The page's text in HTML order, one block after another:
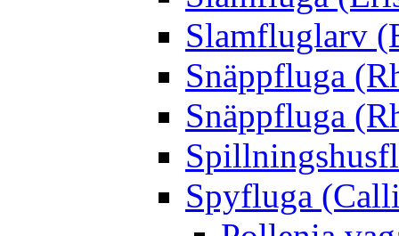
Slamfluglarv
Snäppfluga
Snäppfluga
Spyfluga